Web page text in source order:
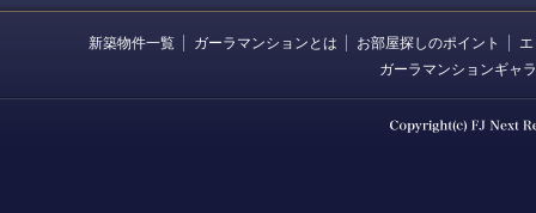
新築物件一覧 ガーラマンションとは お部屋探しのポイント
ガーラマンションギャ